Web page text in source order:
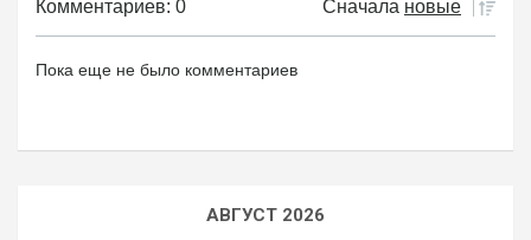
Комментариев: 0 Сначала новые
Пока еще не было комментариев
АВГУСТ 2026